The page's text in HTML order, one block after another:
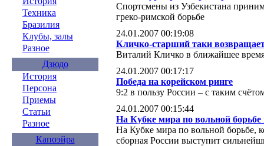
Техника
Бразилия
Клубы, залы
Разное
Дзюдо
История
Персона
Приемы
Статьи
Разное
Капоэйра
Спортсмены из Узбекистана
греко-римской борьбе
24.01.2007 00:19:08
Кличко-старший таки
Виталий Кличко в ближайшее
24.01.2007 00:17:17
Победа на корейском ринге
9:2 в пользу России – с таким
24.01.2007 00:15:44
На Кубке мира по вольной борьбе
На Кубке мира по вольной борьбе,
сборная России выступит